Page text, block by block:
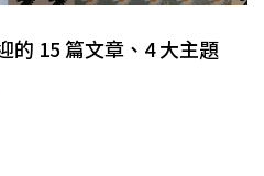
的 15 篇文章、4 大主題